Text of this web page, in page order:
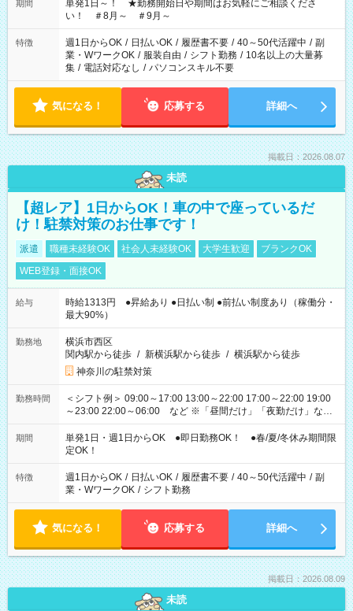
期間
単発1日～！ ★勤務開始日や期間はお気軽にご相談くださ
い！ ＃8月～ ＃9月～
特徴 週1日からOK / 日払いOK / 履歴書不要 / 40～50代活躍中 / 副
業・WワークOK / 服装自由 / シフト勤務 / 10名以上の大量募
集 / 電話対応なし / パソコンスキル不要
気になる！ 応募する 詳細へ
掲載日：2026.08.07
未読
【超レア】1日からOK！車の中で座っているだ
け！駐禁対策のお仕事です！
派遣 職種未経験OK 社会人未経験OK 大学生歓迎
ブランクOK
WEB登録・面接OK
給与
時給1313円 ●昇給あり ●日払い制 ●前払い制度あり（稼働分・
最大90%）
勤務地
横浜市西区
関内駅から徒歩 / 新横浜駅から徒歩 / 横浜駅から徒歩
神奈川の駐禁対策
勤務時間
＜シフト例＞ 09:00～17:00 13:00～22:00 17:00～22:00 19:00
～23:00 22:00～06:00 など ※「昼間だけ」「夜勤だけ」など
の希望OK
期間
単発1日・週1日からOK ●即日勤務OK！ ●春/夏/冬休み期間限
定OK！
特徴 週1日からOK / 日払いOK / 履歴書不要 / 40～50代活躍中 / 副
業・WワークOK / シフト勤務
気になる！ 応募する 詳細へ
掲載日：2026.08.09
未読